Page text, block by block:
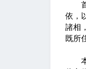
依，
諸相
既所